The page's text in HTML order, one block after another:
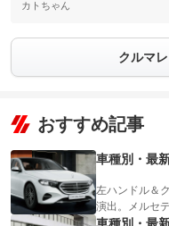
カトちゃん
クルマ
おすすめ記事
車種別・最
左ハンドル＆
演出。メルセ